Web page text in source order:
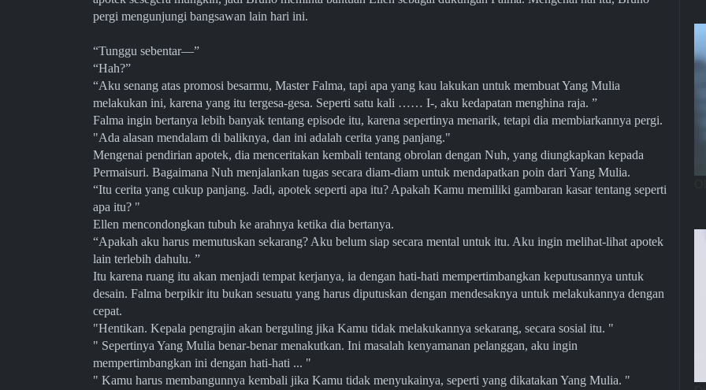
pergi mengunjungi bangsawan lain hari ini.
“Tunggu sebentar—”
“Hah?”
“Aku senang atas promosi besarmu, Master Falma, tapi apa yang kau lakukan untuk membuat Yang Mulia
melakukan ini, karena yang itu tergesa-gesa. Seperti satu kali …… I-, aku kedapatan menghina raja. ”
Falma ingin bertanya lebih banyak tentang episode itu, karena sepertinya menarik, tetapi dia membiarkannya pergi.
"Ada alasan mendalam di baliknya, dan ini adalah cerita yang panjang."
Mengenai pendirian apotek, dia menceritakan kembali tentang obrolan dengan Nuh, yang diungkapkan kepada
Permaisuri. Bagaimana Nuh menjalankan tugas secara diam-diam untuk mendapatkan poin dari Yang Mulia.
“Itu cerita yang cukup panjang. Jadi, apotek seperti apa itu? Apakah Kamu memiliki gambaran kasar tentang seperti
apa itu? "
Ellen mencondongkan tubuh ke arahnya ketika dia bertanya.
“Apakah aku harus memutuskan sekarang? Aku belum siap secara mental untuk itu. Aku ingin melihat-lihat apotek
lain terlebih dahulu. ”
Itu karena ruang itu akan menjadi tempat kerjanya, ia dengan hati-hati mempertimbangkan keputusannya untuk
desain. Falma berpikir itu bukan sesuatu yang harus diputuskan dengan mendesaknya untuk melakukannya dengan
cepat.
"Hentikan. Kepala pengrajin akan berguling jika Kamu tidak melakukannya sekarang, secara sosial itu. "
" Sepertinya Yang Mulia benar-benar menakutkan. Ini masalah kenyamanan pelanggan, aku ingin
mempertimbangkan ini dengan hati-hati ... "
" Kamu harus membangunnya kembali jika Kamu tidak menyukainya, seperti yang dikatakan Yang Mulia. "